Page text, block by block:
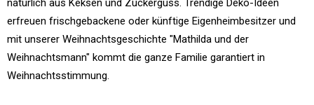
natürlich aus Keksen und Zuckerguss. Trendige Deko-Ideen
erfreuen frischgebackene oder künftige Eigenheimbesitzer und
mit unserer Weihnachtsgeschichte "Mathilda und der
Weihnachtsmann" kommt die ganze Familie garantiert in
Weihnachtsstimmung.